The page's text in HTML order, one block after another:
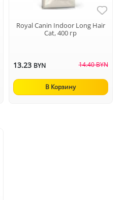
Royal Canin Indoor Long Hair
Cat, 400 гр
13.23 BYN 14.40 BYN
В Корзину